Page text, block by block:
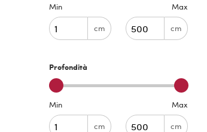
Min
cm
Max
cm
Profondità
Min
cm
Max
cm